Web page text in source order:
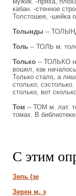
кабан. -стенное
Толстошея, -шейка
Толынды--
Толь-- ТОЛЬ м.
Только-- ТОЛЬКО
вошел, как
Только стало, а
столько;
столько, вот
Том -- ТОМ м. лат.
томах. В
С этим
Зепь (зе
Зерен м. з